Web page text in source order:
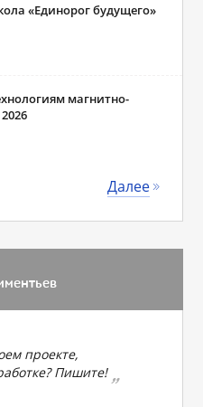
«Единорог будущего»
магнитно-
Далее
проекте,
Пишите!